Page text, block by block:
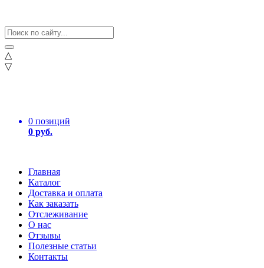
△
▽
0 позиций
0 руб.
Главная
Каталог
Доставка и оплата
Как заказать
Отслеживание
О нас
Отзывы
Полезные статьи
Контакты